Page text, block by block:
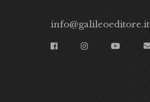
info@galileoeditore.it